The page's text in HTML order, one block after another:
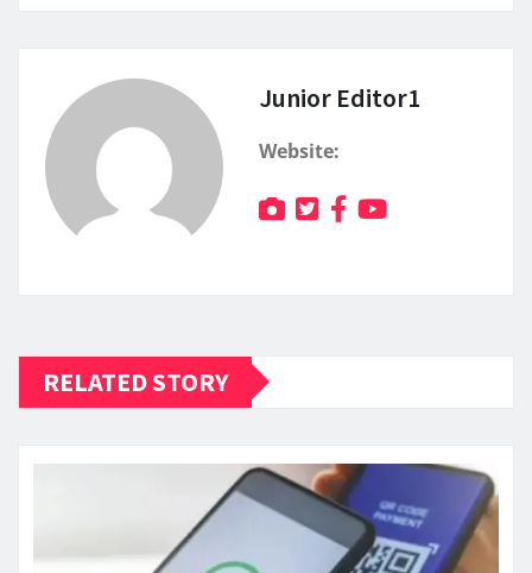
Junior Editor1
Website:
RELATED STORY